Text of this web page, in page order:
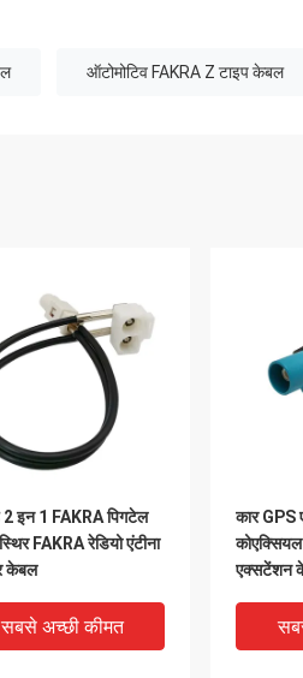
ऑटोमोटिव FAKRA Z टाइप केबल
2 इन 1 FAKRA पिगटेल
FAKRA रेडियो एंटीना
केबल
सबसे अच्छी कीमत
कार GPS
एक्सटेंशन